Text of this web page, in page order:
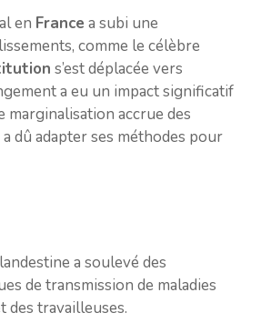
en France a subi une
comme le célèbre
s’est déplacée vers
a eu un impact significatif
marginalisation accrue des
a dû adapter ses méthodes pour
a soulevé des
de transmission de maladies
des travailleuses.